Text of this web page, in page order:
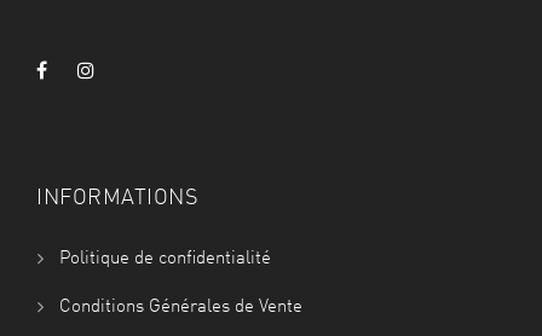
INFORMATIONS
Politique de confidentialité
Conditions Générales de Vente